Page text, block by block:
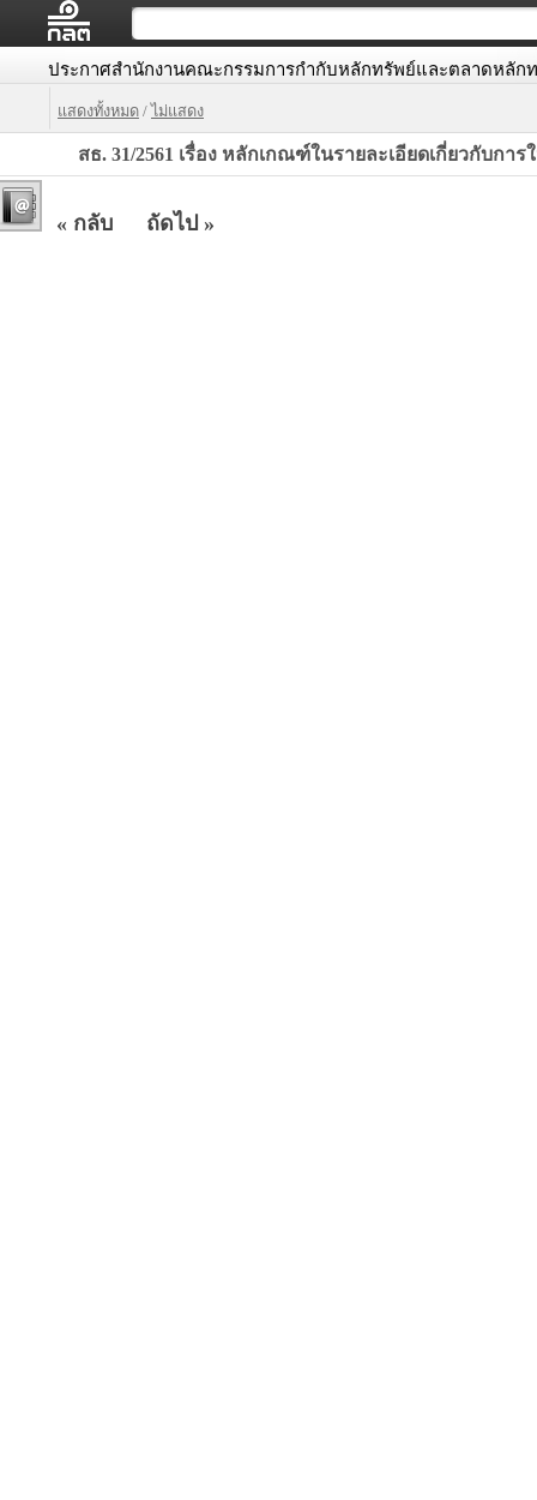
ประกาศสำนักงานคณะกรรมการกำกับหลักทรัพย์และตลาดหลัก
แสดงทั้งหมด / ไม่แสดง
สธ. 31/2561 เรื่อง หลักเกณฑ์ในรายละเอียดเกี่ยวกับกา
« กลับ ถัดไป »